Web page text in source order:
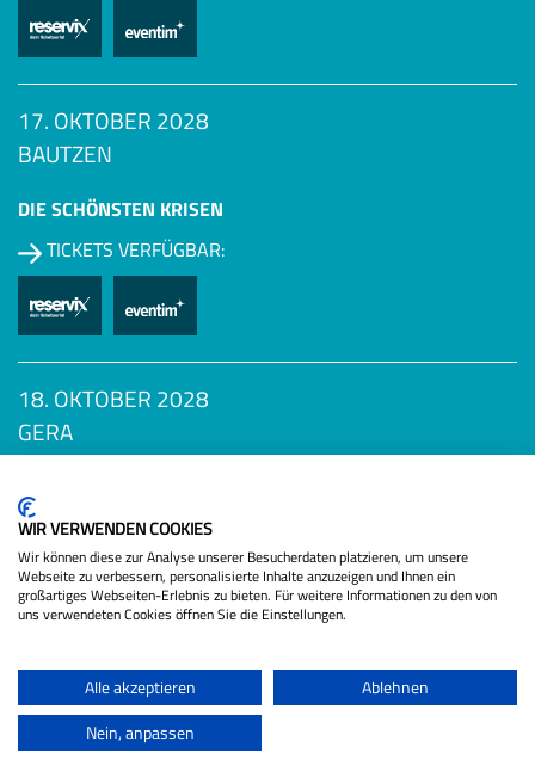
17. OKTOBER 2028
BAUTZEN
DIE SCHÖNSTEN KRISEN
TICKETS VERFÜGBAR:
18. OKTOBER 2028
GERA
TICKETS VERFÜGBAR:
Als Gast:
WIR VERWENDEN COOKIES
Wir können diese zur Analyse unserer Besucherdaten platzieren, um unsere
Webseite zu verbessern, personalisierte Inhalte anzuzeigen und Ihnen ein
großartiges Webseiten-Erlebnis zu bieten. Für weitere Informationen zu den von
uns verwendeten Cookies öffnen Sie die Einstellungen.
Alle akzeptieren
Ablehnen
Nein, anpassen